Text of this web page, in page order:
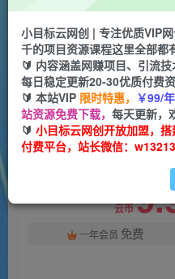
体育爆红赛事解说，玩
轻松获取收益
一个小目标云网创
2年前更新
此内容为付费资源，请付费后
云币
一年会员 免费
付费资源
小目标云网创 | 专注优质VIP
千的项目资源课程这里全部都
🔰 内容涵盖网赚项目、引流
每日稳定更新20-30优质付费资
🔰 本站VIP 限时特惠， ￥99/
站资源免费下载， 每天更新，
🔰 小目标云网创开放加盟，
付费平台，站长微信：